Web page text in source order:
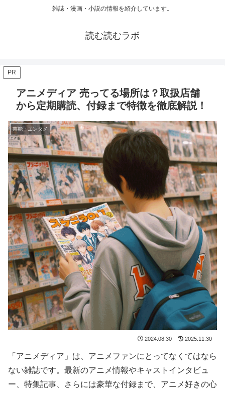
雑誌・漫画・小説の情報を紹介しています。
読む読むラボ
PR
アニメディア 売ってる場所は？取扱店舗
から定期購読、付録まで特徴を徹底解説！
芸能・エンタメ
2024.08.30 2025.11.30
「アニメディア」は、アニメファンにとってなくてはなら
ない雑誌です。最新のアニメ情報やキャストインタビュ
ー、特集記事、さらには豪華な付録まで、アニメ好きの心